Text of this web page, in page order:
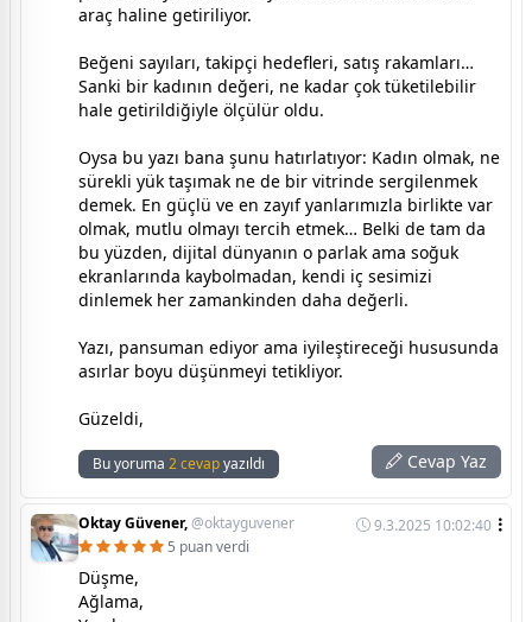
araç haline getiriliyor.
Beğeni sayıları, takipçi hedefleri, satış rakamları…
Sanki bir kadının değeri, ne kadar çok tüketilebilir
hale getirildiğiyle ölçülür oldu.
Oysa bu yazı bana şunu hatırlatıyor: Kadın olmak, ne
sürekli yük taşımak ne de bir vitrinde sergilenmek
demek. En güçlü ve en zayıf yanlarımızla birlikte var
olmak, mutlu olmayı tercih etmek… Belki de tam da
bu yüzden, dijital dünyanın o parlak ama soğuk
ekranlarında kaybolmadan, kendi iç sesimizi
dinlemek her zamankinden daha değerli.
Yazı, pansuman ediyor ama iyileştireceği hususunda
asırlar boyu düşünmeyi tetikliyor.
Güzeldi,
Bu yoruma 2 cevapyazıldı Cevap Yaz
Oktay Güvener,@oktayguvener
9.3.2025 10:02:40
5 puan verdi
Düşme,
Ağlama,